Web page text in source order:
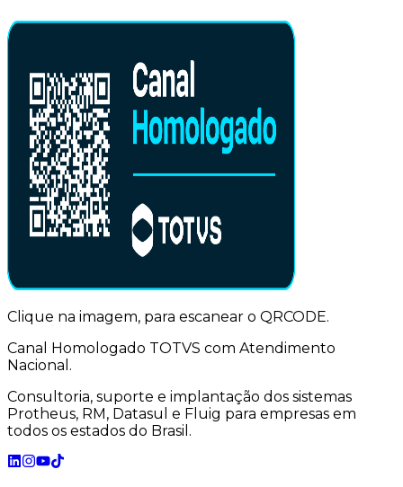
Clique na imagem, para escanear o QRCODE.
Canal Homologado TOTVS com Atendimento
Nacional.
Consultoria, suporte e implantação dos sistemas
Protheus, RM, Datasul e Fluig para empresas em
todos os estados do Brasil.